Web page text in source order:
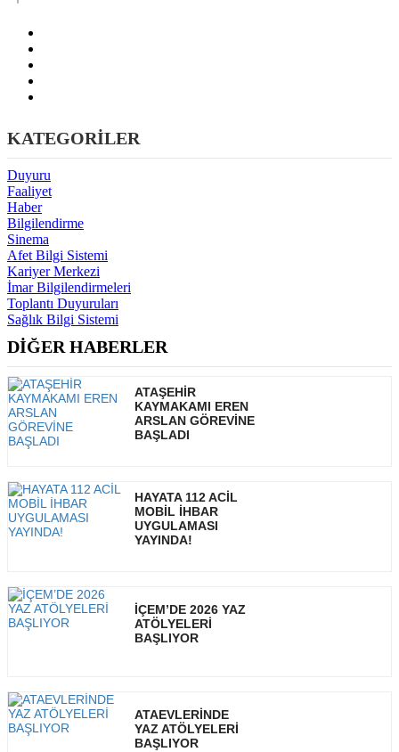
KATEGORİLER
Duyuru
Faaliyet
Haber
Bilgilendirme
Sinema
Afet Bilgi Sistemi
Kariyer Merkezi
İmar Bilgilendirmeleri
Toplantı Duyuruları
Sağlık Bilgi Sistemi
DİĞER HABERLER
ATAŞEHİR
KAYMAKAMI EREN
ARSLAN GÖREVİNE
BAŞLADI
HAYATA 112 ACİL
MOBİL İHBAR
UYGULAMASI
YAYINDA!
İÇEM’DE 2026 YAZ
ATÖLYELERİ
BAŞLIYOR
ATAEVLERİNDE
YAZ ATÖLYELERİ
BAŞLIYOR